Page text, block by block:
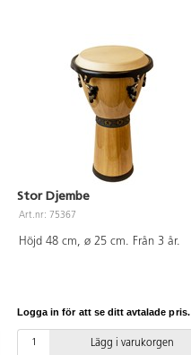
Stor Djembe
Art.nr: 75367
Höjd 48 cm, ø 25 cm. Från 3 år.
Logga in för att se ditt avtalade pris.
Lägg i varukorgen